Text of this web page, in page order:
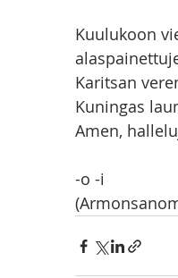
Kuulukoon
Karitsan
Kuningas
Amen,
-o -i